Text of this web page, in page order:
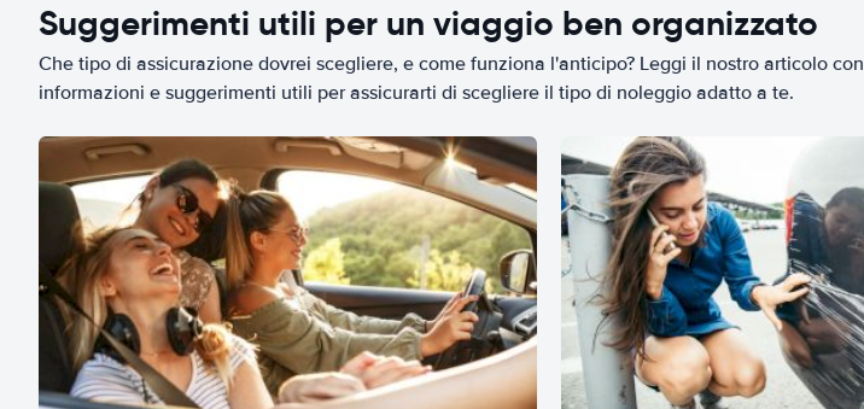
Suggerimenti utili per un viaggio ben organizzato
Che tipo di assicurazione dovrei scegliere, e come funziona l'anticipo? Leggi il nostro articolo con
informazioni e suggerimenti utili per assicurarti di scegliere il tipo di noleggio adatto a te.